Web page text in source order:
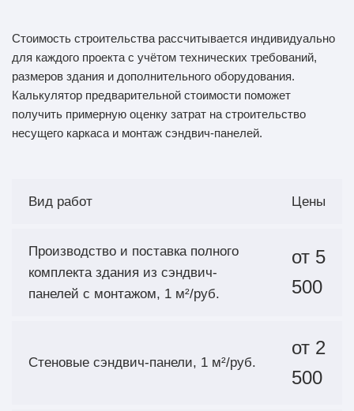
Стоимость строительства рассчитывается индивидуально
для каждого проекта с учётом технических требований,
размеров здания и дополнительного оборудования.
Калькулятор предварительной стоимости поможет
получить примерную оценку затрат на строительство
несущего каркаса и монтаж сэндвич-панелей.
Вид работ Цены
Производство и поставка полного
комплекта здания из сэндвич-
панелей с монтажом, 1 м²/руб.
от 5
500
Стеновые сэндвич-панели, 1 м²/руб.
от 2
500